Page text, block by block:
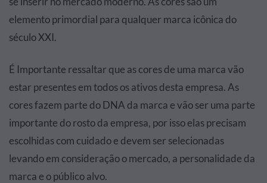
elemento primordial para qualquer marca icônica do
século XXI.
É Importante ressaltar que as cores de uma marca vão
estar presentes em todos os ativos desta empresa. As
cores fazem parte do DNA da marca e vão ser uma parte
importante do rosto da empresa, por isso elas precisam
escolhidas com cuidado e devem ser selecionadas
levando em consideração o mercado, a personalidade da
marca e o público alvo.